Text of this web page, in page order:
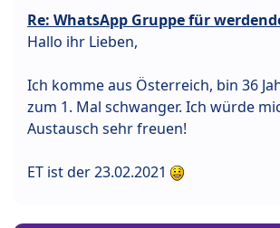
Re: WhatsApp Gruppe für
Hallo ihr Lieben,
Ich komme aus Österreich, bin 36
zum 1. Mal schwanger. Ich würde
Austausch sehr freuen!
ET ist der 23.02.2021